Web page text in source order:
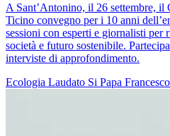
A Sant’Antonino, il 26 settembre, il
Ticino convegno per i 10 anni
sessioni con esperti e giornalisti per
società e futuro sostenibile.
interviste di approfondimento.
Ecologia Laudato Si Papa Francesco